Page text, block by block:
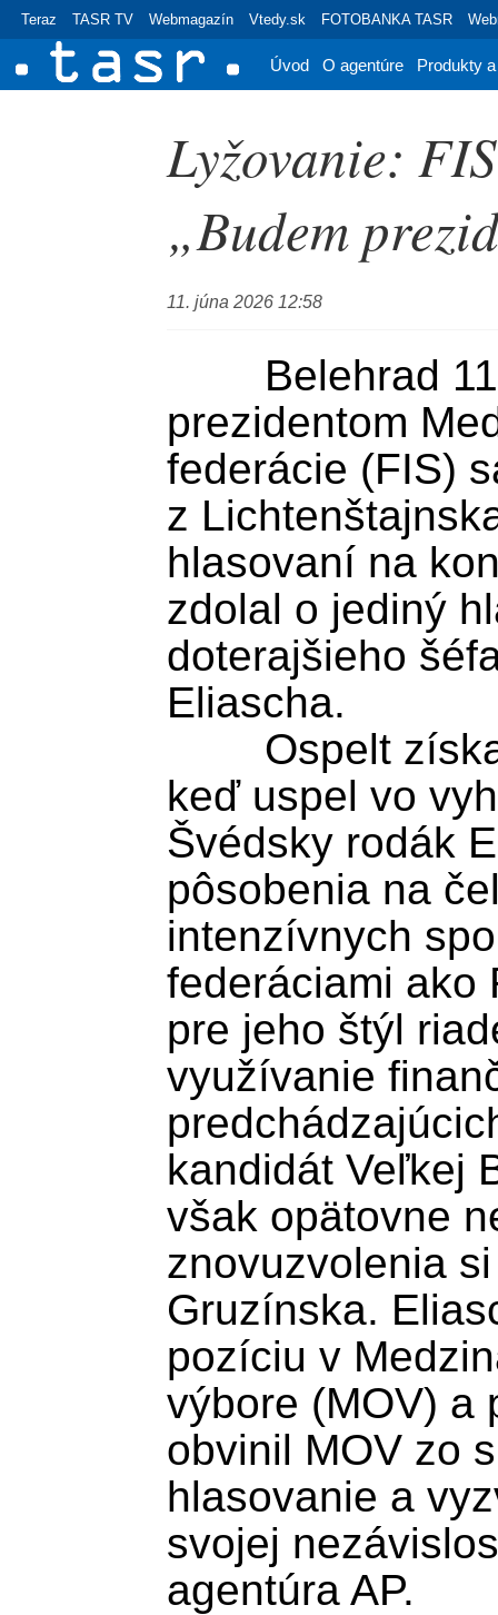
Teraz TASR TV Webmagazín Vtedy.sk FOTOBANKA TASR
Úvod O agentúre Produkty
Lyžovanie:
„Budem
11. júna 2026 12:58
prezidentom
federácie (FIS)
z
hlasovaní na
zdolal o jediný
doterajšieho
Eliascha.
keď uspel vo
Švédsky rodák
pôsobenia na
intenzívnych
federáciami ako
pre jeho štýl
využívanie
kandidát Veľkej
však opätovne
znovuzvolenia
Gruzínska.
pozíciu v
výbore (MOV) a
obvinil MOV zo
hlasovanie a
svojej
agentúra AP.